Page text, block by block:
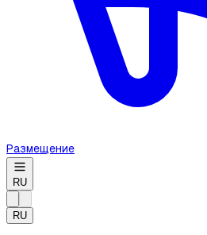
Размещение
RU
RU